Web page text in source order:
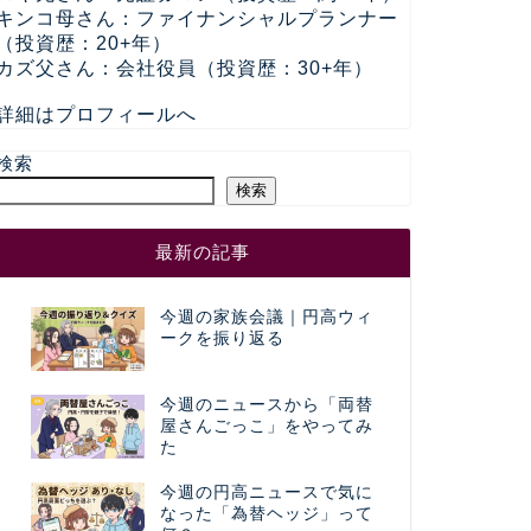
ンコ母さん：ファイナンシャルプランナー
投資歴：20+年）
ズ父さん：会社役員（投資歴：30+年）
細はプロフィールへ
索
検索
最新の記事
今週の家族会議｜円高ウィ
ークを振り返る
今週のニュースから「両替
屋さんごっこ」をやってみ
た
今週の円高ニュースで気に
なった「為替ヘッジ」って